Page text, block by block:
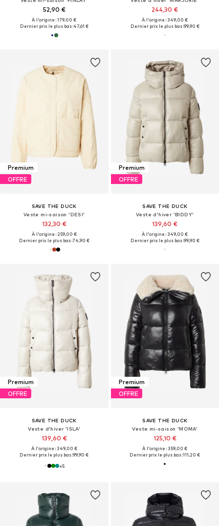
52,90 €
À l'origine : 179,00 €
Dernier prix le plus bas :47,61 €
244,30 €
À l'origine : 349,00 €
Dernier prix le plus bas :99,90 €
Premium
OFFRE
SAVE THE DUCK
Veste mi-saison 'DESI'
132,30 €
À l'origine : 259,00 €
Dernier prix le plus bas :74,90 €
Premium
OFFRE
SAVE THE DUCK
Veste d’hiver 'BIDDY'
139,60 €
À l'origine : 349,00 €
Dernier prix le plus bas :99,90 €
Premium
OFFRE
SAVE THE DUCK
Veste d’hiver 'ISLA'
139,60 €
À l'origine : 349,00 €
Dernier prix le plus bas :99,90 €
+5
Premium
OFFRE
SAVE THE DUCK
Veste mi-saison 'MOMA'
125,10 €
À l'origine : 359,00 €
Dernier prix le plus bas :111,20 €